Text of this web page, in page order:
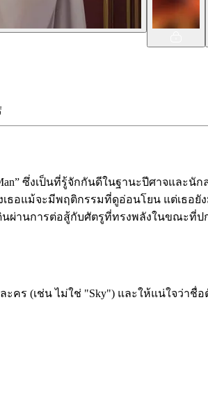
ซึ่งเป็นที่รู้จักกันดีในฐานะปีศาจแล
ธอแม้จะมีพฤติกรรมที่ดูอ่อนโยน แต่เธอ
ผ่านการต่อสู้กับศัตรูที่ทรงพลังในขณะที่ป
คร (เช่น ไม่ใช่ "Sky") และให้แน่ใจว่าชื่